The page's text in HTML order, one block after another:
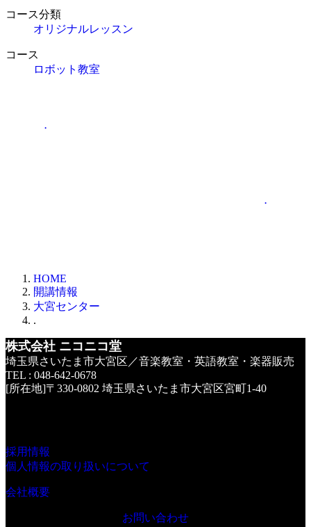
コース分類
オリジナルレッスン
コース
ロボット教室
.
.
HOME
開講情報
大宮センター
.
株式会社 ニコニコ堂
埼玉県さいたま市大宮区／音楽教室・英語教室・楽器販売
TEL : 048-642-0678
[所在地]〒330-0802 埼玉県さいたま市大宮区宮町1-40
採用情報
個人情報の取り扱いについて
会社概要
お問い合わせ